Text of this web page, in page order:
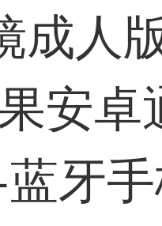
成人
安
牙